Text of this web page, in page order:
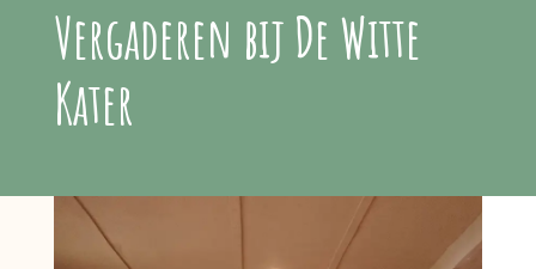
Vergaderen bij De Witte
Kater